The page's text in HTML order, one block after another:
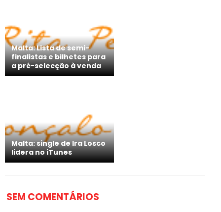
Malta: Lista de semi-
finalistas e bilhetes para
a pré-selecção à venda
Malta: single de Ira Losco
lidera no iTunes
SEM COMENTÁRIOS